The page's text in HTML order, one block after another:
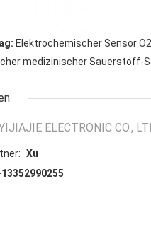
Elektrochemischer Sensor O2
medizinischer Sauerstoff-
ELECTRONIC CO.,
Xu